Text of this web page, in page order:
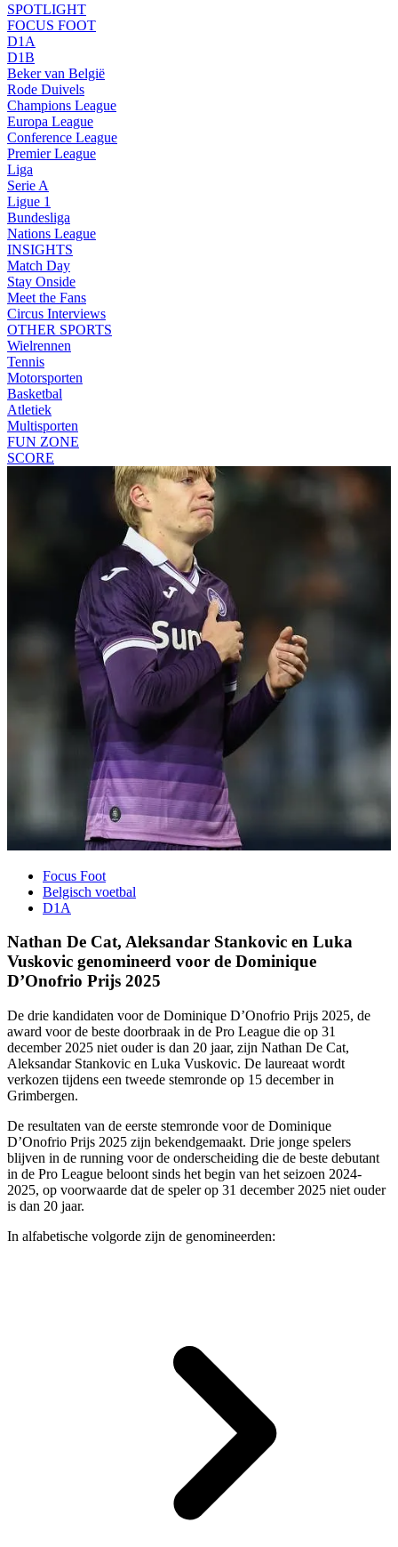
SPOTLIGHT
FOCUS FOOT
D1A
D1B
Beker van België
Rode Duivels
Champions League
Europa League
Conference League
Premier League
Liga
Serie A
Ligue 1
Bundesliga
Nations League
INSIGHTS
Match Day
Stay Onside
Meet the Fans
Circus Interviews
OTHER SPORTS
Wielrennen
Tennis
Motorsporten
Basketbal
Atletiek
Multisporten
FUN ZONE
SCORE
Focus Foot
Belgisch voetbal
D1A
Nathan De Cat, Aleksandar Stankovic en Luka
Vuskovic genomineerd voor de Dominique
D’Onofrio Prijs 2025
De drie kandidaten voor de Dominique D’Onofrio Prijs 2025, de
award voor de beste doorbraak in de Pro League die op 31
december 2025 niet ouder is dan 20 jaar, zijn Nathan De Cat,
Aleksandar Stankovic en Luka Vuskovic. De laureaat wordt
verkozen tijdens een tweede stemronde op 15 december in
Grimbergen.
De resultaten van de eerste stemronde voor de Dominique
D’Onofrio Prijs 2025 zijn bekendgemaakt. Drie jonge spelers
blijven in de running voor de onderscheiding die de beste debutant
in de Pro League beloont sinds het begin van het seizoen 2024-
2025, op voorwaarde dat de speler op 31 december 2025 niet ouder
is dan 20 jaar.
In alfabetische volgorde zijn de genomineerden: